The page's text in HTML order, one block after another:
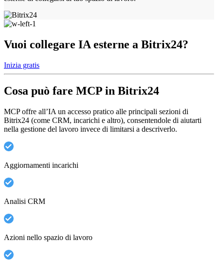
Vuoi collegare IA esterne a Bitrix24?
Inizia gratis
Cosa può fare MCP in Bitrix24
MCP offre all’IA un accesso pratico alle principali sezioni di
Bitrix24 (come CRM, incarichi e altro), consentendole di aiutarti
nella gestione del lavoro invece di limitarsi a descriverlo.
Aggiornamenti incarichi
Analisi CRM
Azioni nello spazio di lavoro